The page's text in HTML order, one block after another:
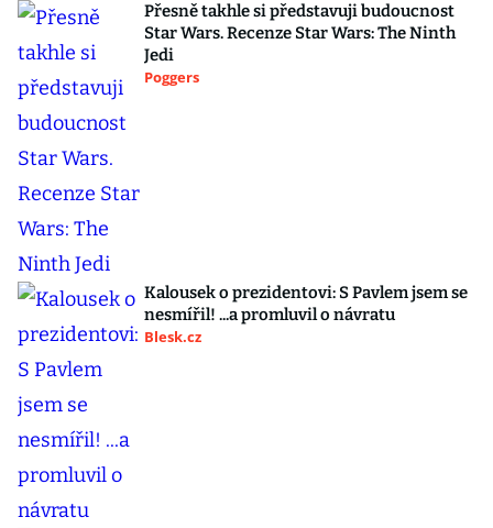
Přesně takhle si představuji budoucnost
Star Wars. Recenze Star Wars: The Ninth
Jedi
Poggers
Kalousek o prezidentovi: S Pavlem jsem se
nesmířil! ...a promluvil o návratu
Blesk.cz